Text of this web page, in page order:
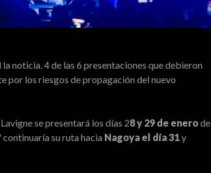
noticia. 4 de las 6 presentaciones que debieron
por los riesgos de propagación del nuevo
se presentará los días 28 y 29 de enerode
' continuaría su ruta hacia Nagoya el día 31y